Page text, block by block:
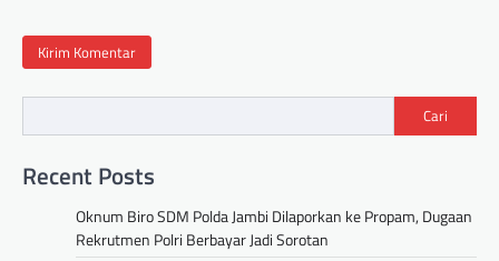
Cari
Recent Posts
Oknum Biro SDM Polda Jambi Dilaporkan ke Propam, Dugaan
Rekrutmen Polri Berbayar Jadi Sorotan